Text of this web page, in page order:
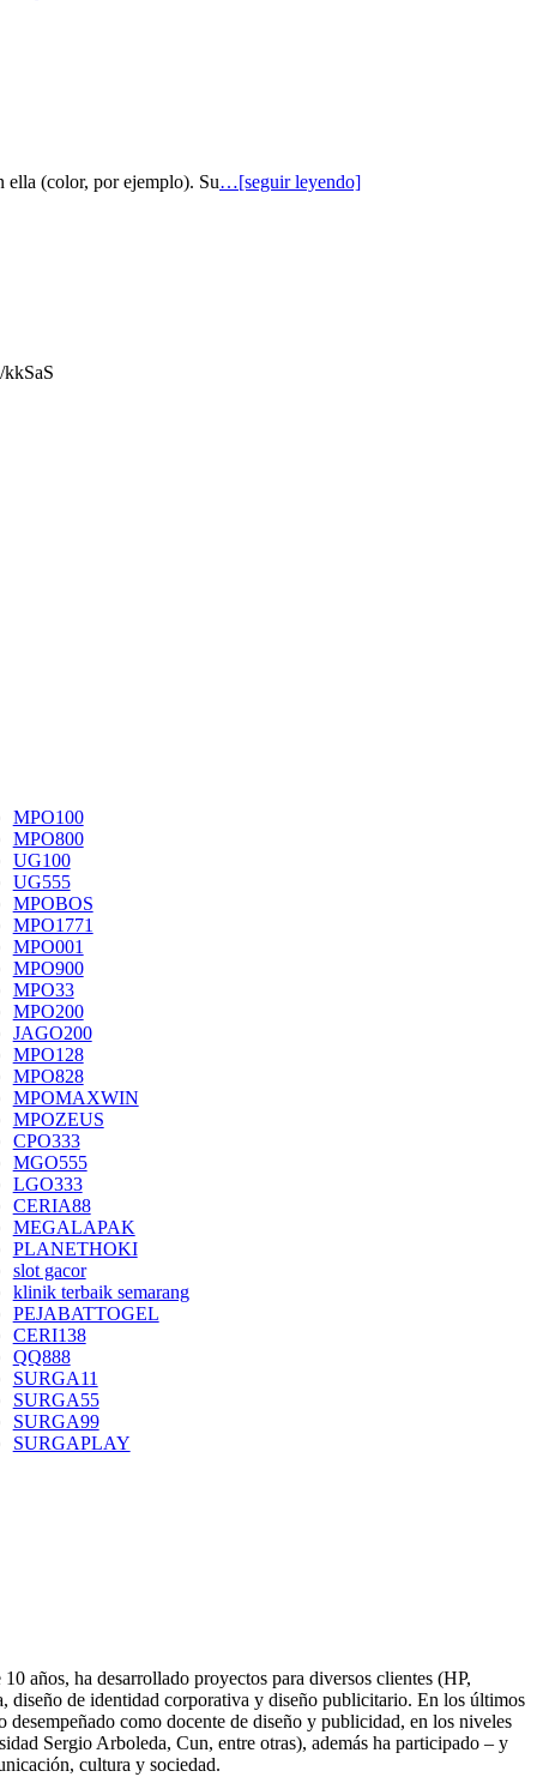
ella (color, por ejemplo). Su…[seguir leyendo]
kkSaS
MPO100
MPO800
UG100
UG555
MPOBOS
MPO1771
MPO001
MPO900
MPO33
MPO200
JAGO200
MPO128
MPO828
MPOMAXWIN
MPOZEUS
CPO333
MGO555
LGO333
CERIA88
MEGALAPAK
PLANETHOKI
slot gacor
klinik terbaik semarang
PEJABATTOGEL
CERI138
QQ888
SURGA11
SURGA55
SURGA99
SURGAPLAY
años, ha desarrollado proyectos para diversos clientes (HP,
de identidad corporativa y diseño publicitario. En los últimos
como docente de diseño y publicidad, en los niveles
Sergio Arboleda, Cun, entre otras), además ha participado – y
cultura y sociedad.